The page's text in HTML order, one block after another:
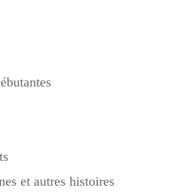
et autres histoires